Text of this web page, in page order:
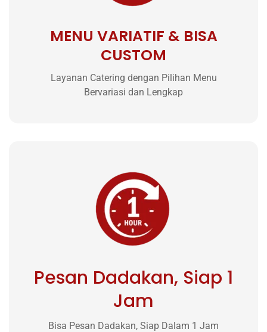
MENU VARIATIF & BISA
CUSTOM
Layanan Catering dengan Pilihan Menu
Bervariasi dan Lengkap
Pesan Dadakan, Siap 1
Jam
Bisa Pesan Dadakan, Siap Dalam 1 Jam